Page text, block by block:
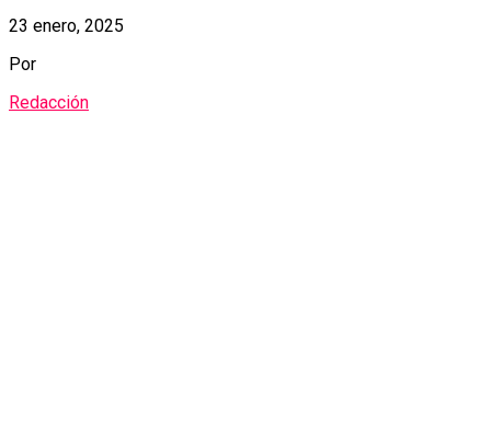
23 enero, 2025
Por
Redacción